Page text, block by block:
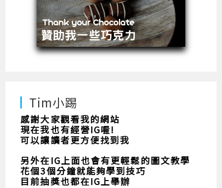
Tim小踢
感謝大家觀看我的網站
現在我也有經營IG喔!
可以讓讀者更方便找到我
另外在IG上面也會有更輕鬆的圖文教學
花個3個分鐘就能夠學到技巧
目前抽獎也都在IG上舉辦